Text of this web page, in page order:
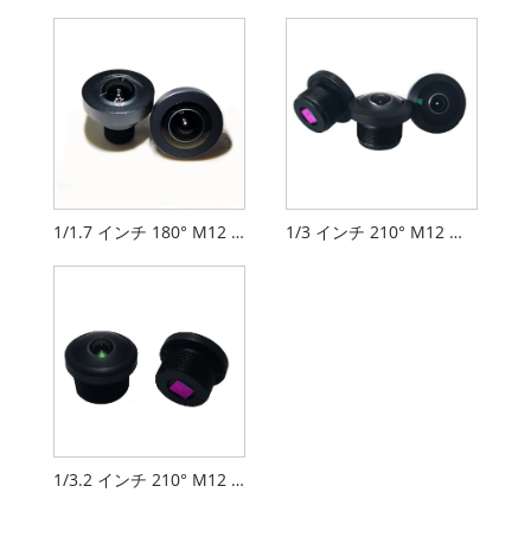
1/1.7 インチ 180° M12 魚眼レンズ 1/3 インチ 210° M12 魚眼レンズ
1/3.2 インチ 210° M12 魚眼レンズ